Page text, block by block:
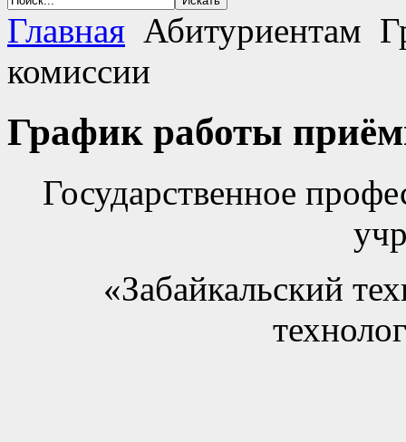
Главная Абитуриентам
комиссии
График работы
Государственное
«Забайкальский